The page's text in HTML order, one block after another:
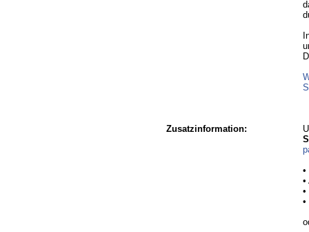
Zusatzinformation: